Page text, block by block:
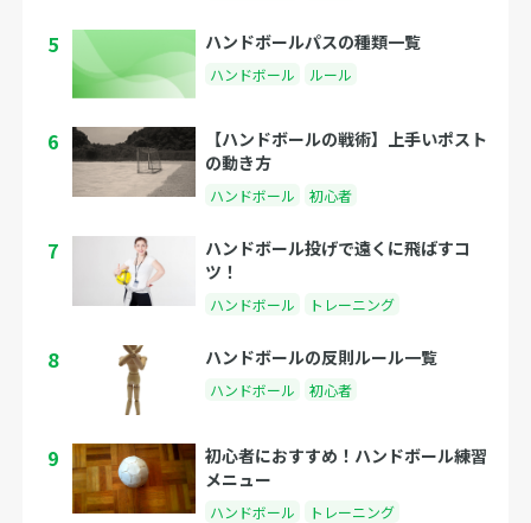
5 ハンドボールパスの種類一覧
ハンドボール ルール
6
【ハンドボールの戦術】上手いポスト
の動き方
ハンドボール 初心者
7
ハンドボール投げで遠くに飛ばすコ
ツ！
ハンドボール トレーニング
8 ハンドボールの反則ルール一覧
ハンドボール 初心者
9
初心者におすすめ！ハンドボール練習
メニュー
ハンドボール トレーニング